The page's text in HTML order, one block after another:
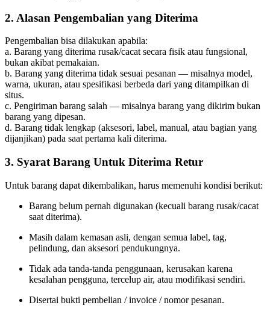
2. Alasan Pengembalian yang Diterima
Pengembalian bisa dilakukan apabila:
a. Barang yang diterima rusak/cacat secara fisik atau fungsional,
bukan akibat pemakaian.
b. Barang yang diterima tidak sesuai pesanan — misalnya model,
warna, ukuran, atau spesifikasi berbeda dari yang ditampilkan di
situs.
c. Pengiriman barang salah — misalnya barang yang dikirim bukan
barang yang dipesan.
d. Barang tidak lengkap (aksesori, label, manual, atau bagian yang
dijanjikan) pada saat pertama kali diterima.
3. Syarat Barang Untuk Diterima Retur
Untuk barang dapat dikembalikan, harus memenuhi kondisi berikut:
Barang belum pernah digunakan (kecuali barang rusak/cacat
saat diterima).
Masih dalam kemasan asli, dengan semua label, tag,
pelindung, dan aksesori pendukungnya.
Tidak ada tanda-tanda penggunaan, kerusakan karena
kesalahan pengguna, tercelup air, atau modifikasi sendiri.
Disertai bukti pembelian / invoice / nomor pesanan.